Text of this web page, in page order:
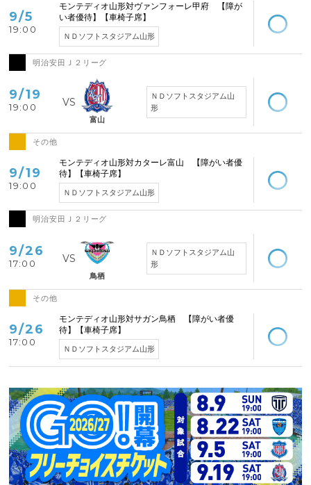
9/5
19:00
モンテディオ山形対ヴァンフォーレ甲府 【障が
い者優待】【車椅子席】
ＮＤソフトスタジアム山形
明治安田Ｊ２リーグ
9/19
19:00
富山
ＮＤソフトスタジアム山
形
その他
9/19
19:00
モンテディオ山形対カターレ富山 【障がい者優
待】【車椅子席】
ＮＤソフトスタジアム山形
明治安田Ｊ２リーグ
9/26
17:00
鳥栖
ＮＤソフトスタジアム山
形
その他
9/26
17:00
モンテディオ山形対サガン鳥栖 【障がい者優
待】【車椅子席】
ＮＤソフトスタジアム山形